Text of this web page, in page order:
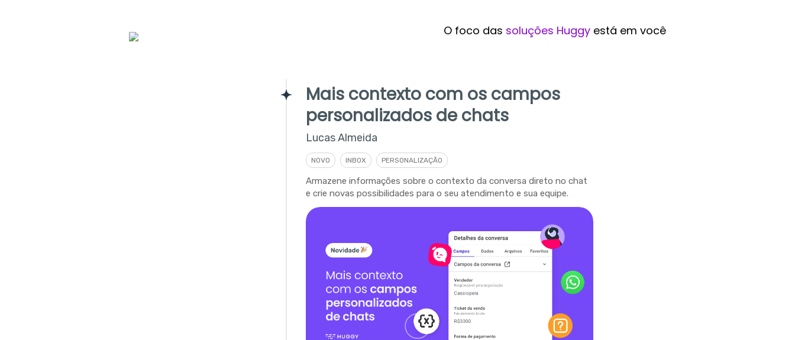
O foco das soluções Huggyestá em você
Mais contexto com os campos
personalizados de chats
Lucas Almeida
NOVO INBOX PERSONALIZAÇÃO
Armazene informações sobre o contexto da conversa direto no chat
e crie novas possibilidades para o seu atendimento e sua equipe.